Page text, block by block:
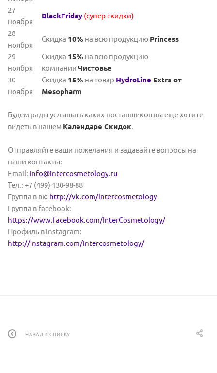
27
ноября
BlackFriday (супер скидки)
28
ноября
Скидка 10% на всю продукцию Princess
29
ноября
Скидка 15% на всю продукцию
компании Чистовье
30
ноября
Скидка 15% на товар HydroLine Extra от
Mesopharm
Будем рады услышать каких поставщиков вы еще хотите
видеть в нашем Календаре Скидок.
Отправляйте ваши пожелания и задавайте вопросы на
наши контакты:
Email: info@intercosmetology.ru
Тел.: +7 (499) 130-98-88
Группа в вк: http://vk.com/intercosmetology
Группа в facebook:
https://www.facebook.com/InterCosmetology/
Профиль в Instagram:
http://instagram.com/intercosmetology/
НАЗАД К СПИСКУ